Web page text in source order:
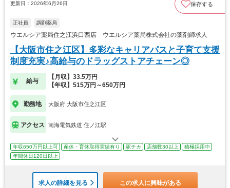
更新日：2026年6月26日 保存する
正社員 調剤薬局
ウエルシア薬局住之江浜口西店 ウエルシア薬局株式会社の薬剤師求人
【大阪市住之江区】多彩なキャリアパスと子育て支援
制度充実♪高給与のドラッグストアチェーン◎
給与
【月収】33.5万円
【年収】515万円～650万円
勤務地 大阪府 大阪市住之江区
アクセス 南海電気鉄道 住ノ江駅
年収650万円以上可 産休・育休取得実績有り 駅チカ 店舗数30以上
積極採用中
年間休日120日以上
求人の詳細を見る この求人に興味がある